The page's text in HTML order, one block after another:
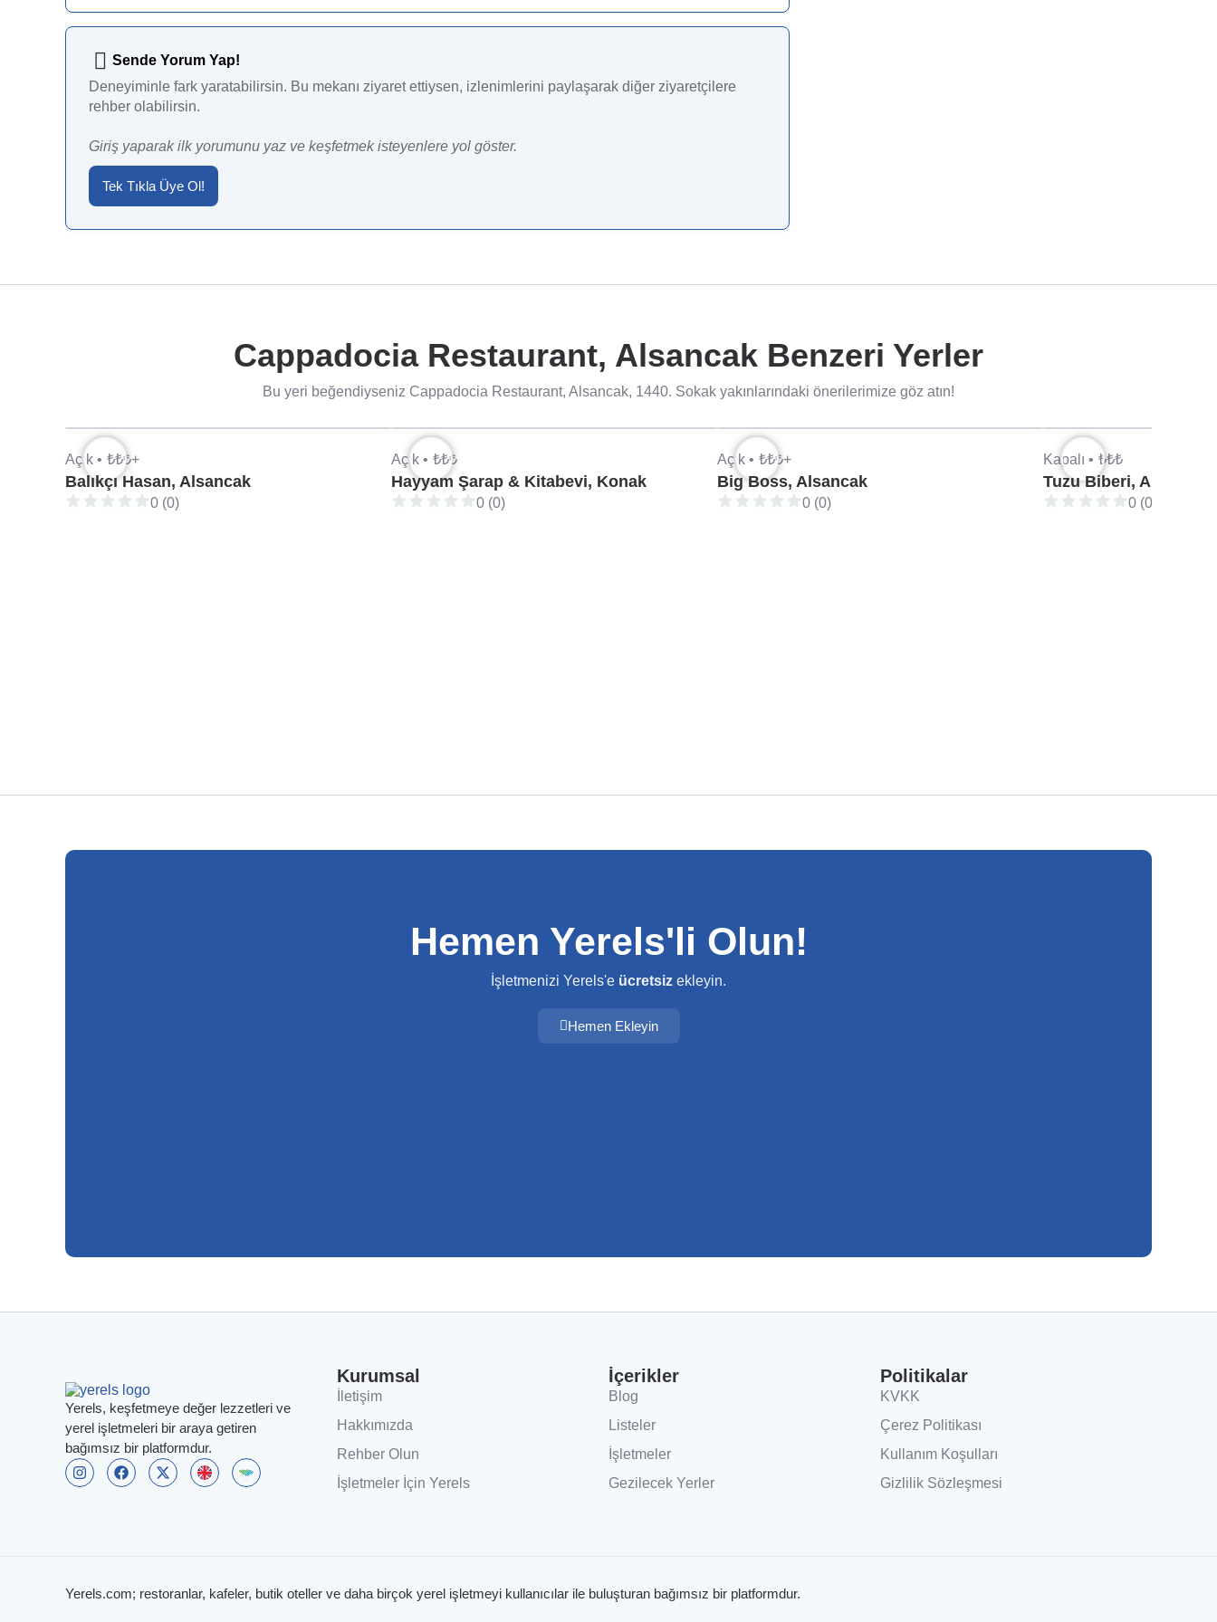
Sende Yorum Yap!
Deneyiminle fark yaratabilirsin. Bu mekanı ziyaret ettiysen, izlenimlerini paylaşarak diğer ziyaretçilere
rehber olabilirsin.
Giriş yaparak ilk yorumunu yaz ve keşfetmek isteyenlere yol göster.
Tek Tıkla Üye Ol!
Cappadocia Restaurant, Alsancak Benzeri Yerler
Bu yeri beğendiyseniz Cappadocia Restaurant, Alsancak, 1440. Sokak yakınlarındaki önerilerimize göz atın!
Açık • ₺₺₺+
Balıkçı Hasan, Alsancak
0 (0)
Açık • ₺₺₺
Hayyam Şarap & Kitabevi, Konak
0 (0)
Açık • ₺₺₺+
Big Boss, Alsancak
0 (0)
Kapalı • ₺₺₺
Tuzu Biberi, Alsancak
0 (0)
Hemen Yerels'li Olun!
İşletmenizi Yerels'e ücretsiz ekleyin.
Hemen Ekleyin
Yerels, keşfetmeye değer lezzetleri ve
yerel işletmeleri bir araya getiren
bağımsız bir platformdur.
Kurumsal
İletişim
Hakkımızda
Rehber Olun
İşletmeler İçin Yerels
İçerikler
Blog
Listeler
İşletmeler
Gezilecek Yerler
Politikalar
KVKK
Çerez Politikası
Kullanım Koşulları
Gizlilik Sözleşmesi
Yerels.com; restoranlar, kafeler, butik oteller ve daha birçok yerel işletmeyi kullanıcılar ile buluşturan bağımsız bir platformdur.